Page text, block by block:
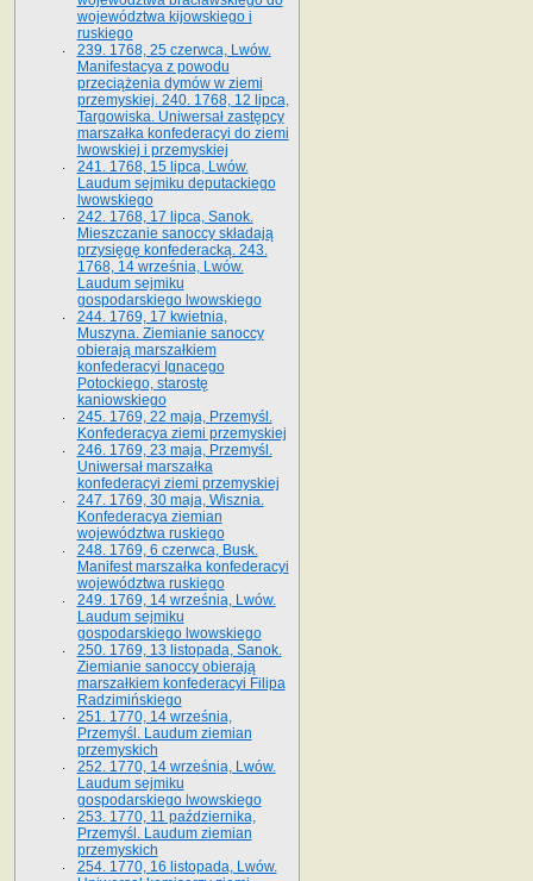
wo­jewództwa kijowskiego i
ruskiego
239. 1768, 25 czerwca, Lwów.
Manifestacya z powodu
przeciążenia dymów w ziemi
przemyskiej. 240. 1768, 12 lipca,
Targowiska. Uniwersał zastępcy
marszałka konfederacyi do ziemi
lwowskiej i przemyskiej
241. 1768, 15 lipca, Lwów.
Laudum sejmiku deputackiego
lwowskiego
242. 1768, 17 lipca, Sanok.
Mieszczanie sanoccy składają
przysięgę konfederacką. 243.
1768, 14 września, Lwów.
Laudum sejmiku
gospodarskiego lwowskiego
244. 1769, 17 kwietnia,
Muszyna. Ziemianie sanoccy
obierają marszałkiem
konfederacyi Ignacego
Potockiego, starostę
kaniowskiego
245. 1769, 22 maja, Przemyśl.
Konfederacya ziemi przemyskiej
246. 1769, 23 maja, Przemyśl.
Uniwersał marszałka
konfederacyi ziemi przemyskiej
247. 1769, 30 maja, Wisznia.
Konfederacya ziemian
województwa ruskiego
248. 1769, 6 czerwca, Busk.
Manifest marszałka konfederacyi
województwa ruskiego
249. 1769, 14 września, Lwów.
Laudum sejmiku
gospodarskiego lwowskiego
250. 1769, 13 listopada, Sanok.
Ziemianie sanoccy obierają
marszałkiem konfederacyi Filipa
Radzimińskiego
251. 1770, 14 września,
Przemyśl. Laudum ziemian
przemyskich
252. 1770, 14 września, Lwów.
Laudum sejmiku
gospodarskiego lwowskiego
253. 1770, 11 października,
Przemyśl. Laudum ziemian
przemyskich
254. 1770, 16 listopada, Lwów.